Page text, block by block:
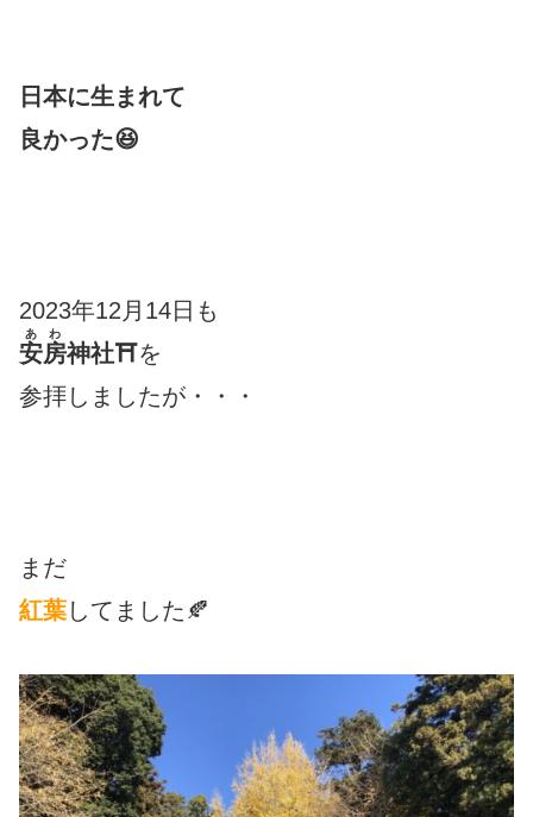
日本に生まれて
良かった😆
2023年12月14日も
安房
あわ
神社⛩を
参拝しましたが・・・
まだ
紅葉してました🍂